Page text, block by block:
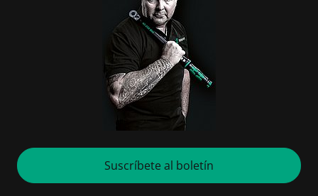
Suscríbete al boletín